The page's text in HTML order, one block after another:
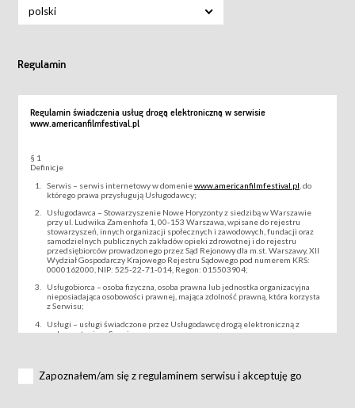
polski
Regulamin
Regulamin świadczenia usług drogą elektroniczną w serwisie
www.americanfilmfestival.pl
§ 1
Definicje
Serwis – serwis internetowy w domeniewww.americanfilmfestival.pl , do
którego prawa przysługują Usługodawcy;
Usługodawca – Stowarzyszenie Nowe Horyzonty z siedzibą w Warszawie
przy ul. Ludwika Zamenhofa 1, 00-153 Warszawa, wpisane do rejestru
stowarzyszeń, innych organizacji społecznych i zawodowych, fundacji oraz
samodzielnych publicznych zakładów opieki zdrowotnej i do rejestru
przedsiębiorców prowadzonego przez Sąd Rejonowy dla m.st. Warszawy, XII
Wydział Gospodarczy Krajowego Rejestru Sądowego pod numerem KRS:
0000162000, NIP: 525-22-71-014, Regon: 015503904;
Usługobiorca – osoba fizyczna, osoba prawna lub jednostka organizacyjna
nieposiadająca osobowości prawnej, mająca zdolność prawną, która korzysta
z Serwisu;
Usługi – usługi świadczone przez Usługodawcę drogą elektroniczną z
wykorzystaniem Serwisu;
za pośrednictwem Serwisu;
Zapoznałem/am się z regulaminem serwisu i akceptuję go